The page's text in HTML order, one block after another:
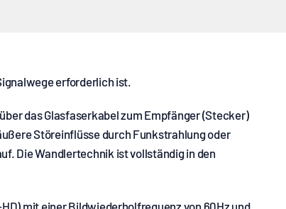
erforderlich ist.
das Glasfaserkabel zum Empfänger (Stecker)
Störeinflüsse durch Funkstrahlung oder
Die Wandlertechnik ist vollständig in den
mit einer Bildwiederholfrequenz von 60Hz und